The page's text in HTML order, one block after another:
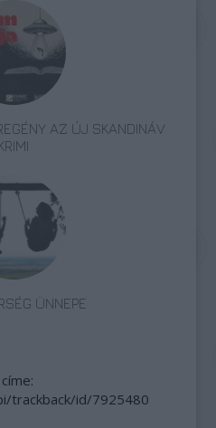
AZ ÚJ SKANDINÁV
ÜNNEPE
trackback/id/7925480